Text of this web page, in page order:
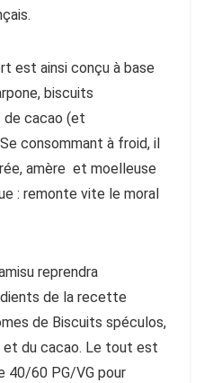
est ainsi conçu à base
biscuits
cacao (et
consommant à froid, il
amère et moelleuse
: remonte vite le moral
reprendra
de la recette
de Biscuits spéculos,
et du cacao. Le tout est
40/60 PG/VG pour